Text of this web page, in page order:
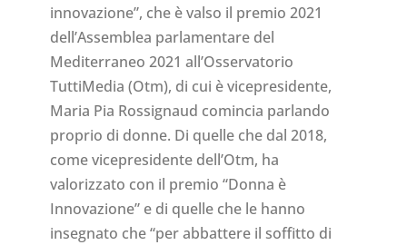
innovazione”, che è valso il premio 2021
dell’Assemblea parlamentare del
Mediterraneo 2021 all’Osservatorio
TuttiMedia (Otm), di cui è vicepresidente,
Maria Pia Rossignaud comincia parlando
proprio di donne. Di quelle che dal 2018,
come vicepresidente dell’Otm, ha
valorizzato con il premio “Donna è
Innovazione” e di quelle che le hanno
insegnato che “per abbattere il soffitto di